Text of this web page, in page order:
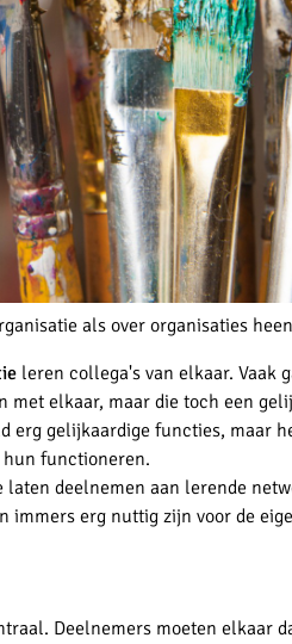
als over organisaties
leren collega's van elkaar. Vaak
met elkaar, maar die toch een
erg gelijkaardige functies, maar
hun functioneren.
deelnemen aan lerende
immers erg nuttig zijn voor de
Deelnemers moeten elkaar